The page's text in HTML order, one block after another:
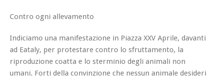
Contro ogni allevamento
Indiciamo una manifestazione in Piazza XXV Aprile, davanti
ad Eataly, per protestare contro lo sfruttamento, la
riproduzione coatta e lo sterminio degli animali non
umani. Forti della convinzione che nessun animale desideri